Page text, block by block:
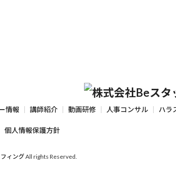
情報 講師紹介 動画研修 人事コンサル ハラ
個人情報保護方針
ィングAll rights Reserved.